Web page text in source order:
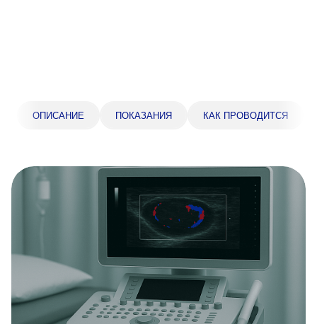
Адрес
Суббота 08:00–16:00
+7 (4742) 55-55-43
Санаторий-профилакторий
«Парус»
ОПИСАНИЕ ПОКАЗАНИЯ КАК ПРОВОДИТСЯ